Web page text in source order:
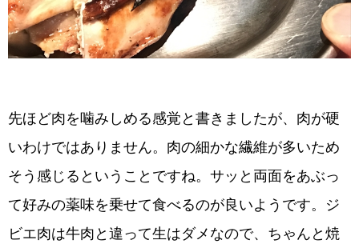
先ほど肉を噛みしめる感覚と書きましたが、肉が硬
いわけではありません。肉の細かな繊維が多いため
そう感じるということですね。サッと両面をあぶっ
て好みの薬味を乗せて食べるのが良いようです。ジ
ビエ肉は牛肉と違って生はダメなので、ちゃんと焼